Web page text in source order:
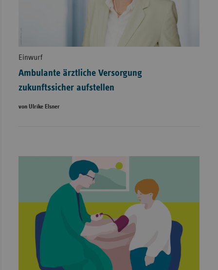
Einwurf
Ambulante ärztliche Versorgung
zukunftssicher aufstellen
von Ulrike Elsner